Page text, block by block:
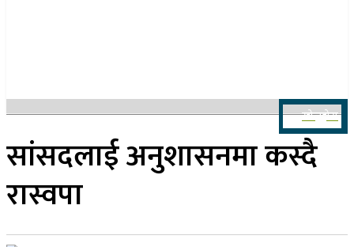
खोज्नुहोस
सांसदलाई अनुशासनमा कस्दै
रास्वपा